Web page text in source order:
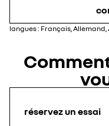
langues : Français, Allemand,
réservez un essai